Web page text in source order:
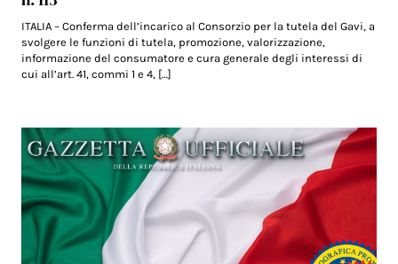
ITALIA – Conferma dell’incarico al Consorzio per la tutela del Gavi, a
svolgere le funzioni di tutela, promozione, valorizzazione,
informazione del consumatore e cura generale degli interessi di
cui all’art. 41, commi 1 e 4, […]